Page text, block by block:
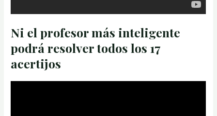
Ni el profesor más inteligente
podrá resolver todos los 17
acertijos